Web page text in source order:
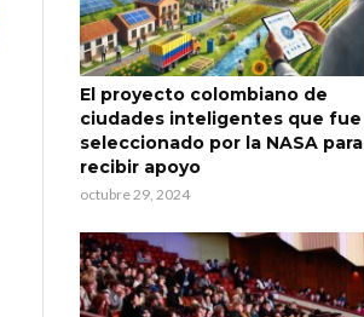
El proyecto colombiano de
ciudades inteligentes que fue
seleccionado por la NASA para
recibir apoyo
octubre 29, 2024